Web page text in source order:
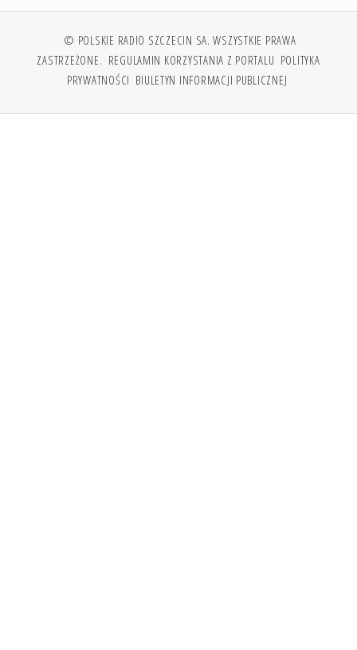
© POLSKIE RADIO SZCZECIN SA. WSZYSTKIE PRAWA
ZASTRZEŻONE. REGULAMIN KORZYSTANIA Z PORTALU POLITYKA
PRYWATNOŚCI BIULETYN INFORMACJI PUBLICZNEJ